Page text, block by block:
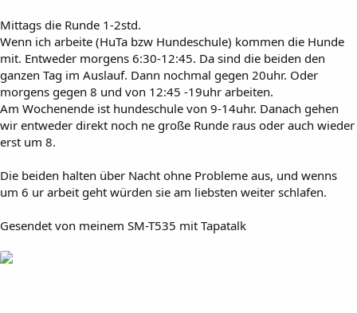
Mittags die Runde 1-2std.
Wenn ich arbeite (HuTa bzw Hundeschule) kommen die Hunde
mit. Entweder morgens 6:30-12:45. Da sind die beiden den
ganzen Tag im Auslauf. Dann nochmal gegen 20uhr. Oder
morgens gegen 8 und von 12:45 -19uhr arbeiten.
Am Wochenende ist hundeschule von 9-14uhr. Danach gehen
wir entweder direkt noch ne große Runde raus oder auch wieder
erst um 8.
Die beiden halten über Nacht ohne Probleme aus, und wenns
um 6 ur arbeit geht würden sie am liebsten weiter schlafen.
Gesendet von meinem SM-T535 mit Tapatalk